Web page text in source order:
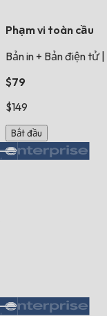
Phạm vi toàn cầu
Bản in + Bản điện tử
$79
$149
Bắt đầu